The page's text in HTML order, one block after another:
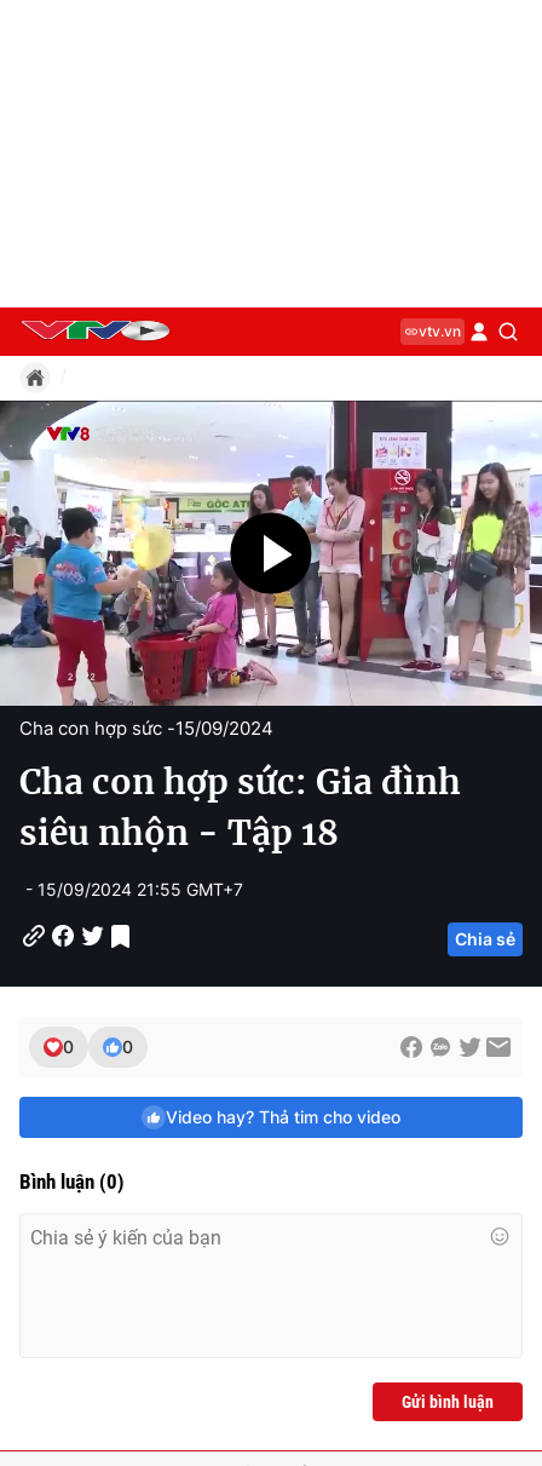
vtv.vn
Cha con hợp sức -15/09/2024
Cha con hợp sức: Gia đình
siêu nhộn - Tập 18
- 15/09/2024 21:55 GMT+7
Chia sẻ
0 0
Video hay? Thả tim cho video
Bình luận (0)
Gửi bình luận